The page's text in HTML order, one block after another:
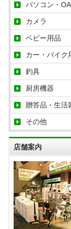
パソコン・
カメラ
ベビー用品
カー・バイク
釣具
厨房機器
贈答品・生活
その他
店舗案内